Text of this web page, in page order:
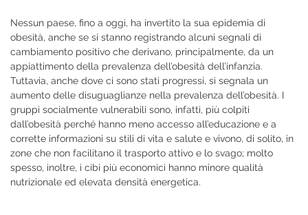
Nessun paese, fino a oggi, ha invertito la sua epidemia di
obesità, anche se si stanno registrando alcuni segnali di
cambiamento positivo che derivano, principalmente, da un
appiattimento della prevalenza dell’obesità dell’infanzia.
Tuttavia, anche dove ci sono stati progressi, si segnala un
aumento delle disuguaglianze nella prevalenza dell’obesità. I
gruppi socialmente vulnerabili sono, infatti, più colpiti
dall’obesità perché hanno meno accesso all’educazione e a
corrette informazioni su stili di vita e salute e vivono, di solito, in
zone che non facilitano il trasporto attivo e lo svago; molto
spesso, inoltre, i cibi più economici hanno minore qualità
nutrizionale ed elevata densità energetica.